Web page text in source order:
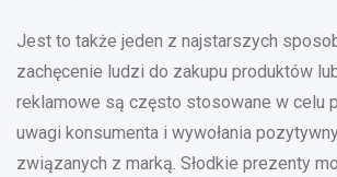
Jest to także jeden z najstarszych
zachęcenie ludzi do zakupu produktów
reklamowe są często stosowane w celu
uwagi konsumenta i wywołania
związanych z marką. Słodkie prezenty